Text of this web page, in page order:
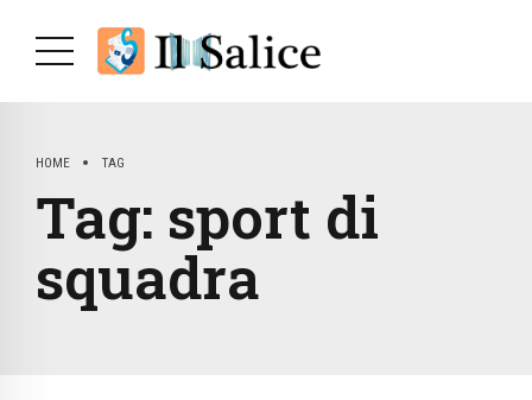
HOME TAG
Tag: sport di
squadra